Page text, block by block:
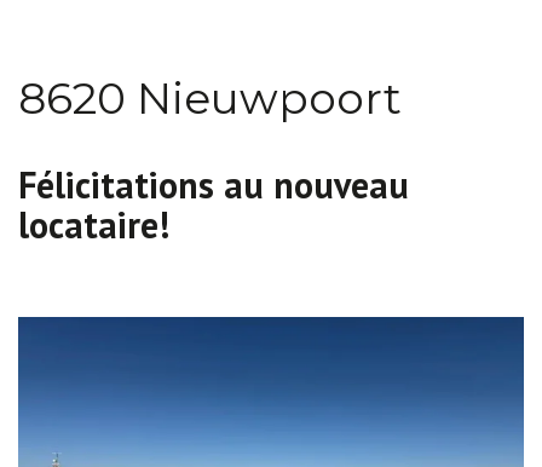
8620 Nieuwpoort
Félicitations au nouveau
locataire!